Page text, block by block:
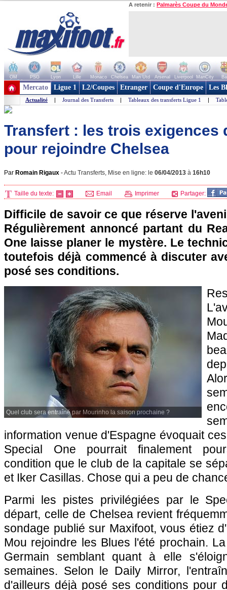
A retenir : Palmarès Coupe du
OM PSG Lyon Lille Monaco Chelsea Man Utd Arsenal Liverpool ManCity
+ de clubs
Mercato Ligue 1 L2/Coupes Etranger Coupe d'Europe Les
Actualité | Journal des Transferts | Tableaux des transferts Ligue 1 |
Transfert : les trois exigences
pour rejoindre Chelsea
Par Romain Rigaux -Actu Transferts, Mise en ligne: le 06/04/2013 à 16h10
Taille du texte: Email Imprimer Partager:
Difficile de savoir ce que réserve
Régulièrement annoncé partant du
One laisse planer le mystère. Le
toutefois déjà commencé à discuter
posé ses conditions.
Quel club sera entraîné par Mourinho la saison prochaine ?
information venue d'Espagne évoquait
Special One pourrait finalement
condition que le club de la capitale se
et Iker Casillas. Chose qui a peu de
Parmi les pistes privilégiées par le
départ, celle de Chelsea revient
sondage publié sur Maxifoot, vous étiez
Mou rejoindre les Blues l'été prochain.
Germain semblant quant à elle
semaines. Selon le Daily Mirror,
d'ailleurs déjà posé ses conditions pour